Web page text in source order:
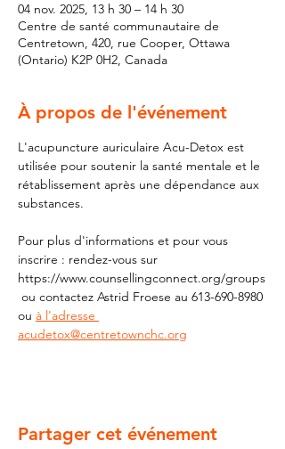
04 nov. 2025, 13 h 30 – 14 h 30
Centre de santé communautaire de
Centretown, 420, rue Cooper, Ottawa
(Ontario) K2P 0H2, Canada
À propos de l'événement
L'acupuncture auriculaire Acu-Detox est
utilisée pour soutenir la santé mentale et le
rétablissement après une dépendance aux
substances.
Pour plus d'informations et pour vous
inscrire : rendez-vous sur
https://www.counsellingconnect.org/groups
ou contactez Astrid Froese au 613-690-8980
ou à l'adresse
acudetox@centretownchc.org
Partager cet événement